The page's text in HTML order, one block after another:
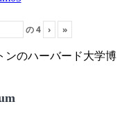
の4 › »
ンのハーバード大学博